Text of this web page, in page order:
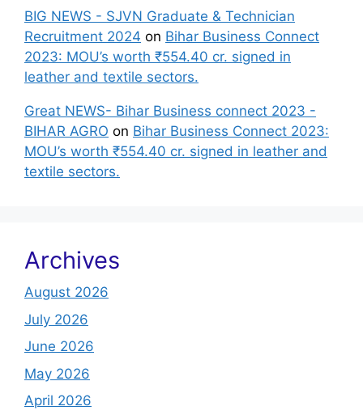
BIG NEWS - SJVN Graduate & Technician
Recruitment 2024 on Bihar Business Connect
2023: MOU’s worth ₹554.40 cr. signed in
leather and textile sectors.
Great NEWS- Bihar Business connect 2023 -
BIHAR AGRO on Bihar Business Connect 2023:
MOU’s worth ₹554.40 cr. signed in leather and
textile sectors.
Archives
August 2026
July 2026
June 2026
May 2026
April 2026